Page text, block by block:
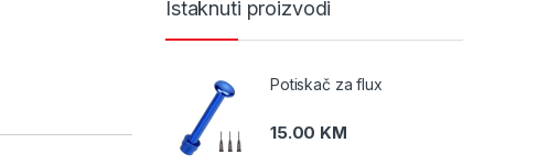
Istaknuti proizvodi
Potiskač za flux
15.00 KM